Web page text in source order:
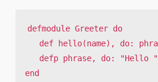
defmodule Greeter do
end